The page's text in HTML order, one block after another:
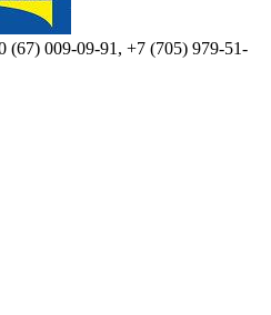
(67) 009-09-91, +7 (705) 979-51-